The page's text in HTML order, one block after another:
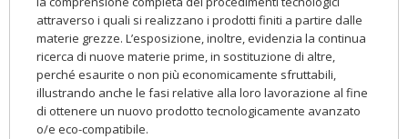
attraverso i quali si realizzano i prodotti finiti a partire dalle
materie grezze. L’esposizione, inoltre, evidenzia la continua
ricerca di nuove materie prime, in sostituzione di altre,
perché esaurite o non più economicamente sfruttabili,
illustrando anche le fasi relative alla loro lavorazione al fine
di ottenere un nuovo prodotto tecnologicamente avanzato
o/e eco-compatibile.